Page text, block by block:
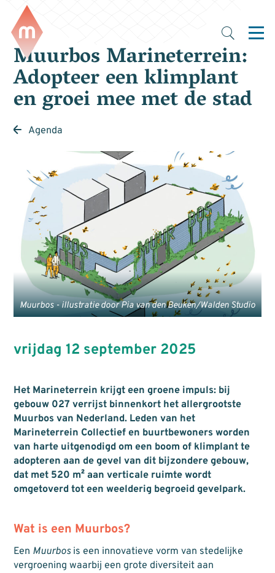
Muurbos Marineterrein:
Adopteer een klimplant
en groei mee met de stad
Agenda
Muurbos - illustratie door Pia van den Beuken/Walden Studio
vrijdag 12 september 2025
Het Marineterrein krijgt een groene impuls: bij
gebouw 027 verrijst binnenkort het allergrootste
Muurbos van Nederland. Leden van het
Marineterrein Collectief en buurtbewoners worden
van harte uitgenodigd om een boom of klimplant te
adopteren aan de gevel van dit bijzondere gebouw,
dat met 520 m² aan verticale ruimte wordt
omgetoverd tot een weelderig begroeid gevelpark.
Wat is een Muurbos?
Een Muurbosis een innovatieve vorm van stedelijke
vergroening waarbij een grote diversiteit aan